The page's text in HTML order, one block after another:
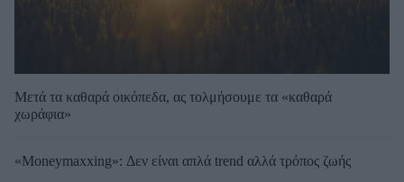
Μετά τα καθαρά οικόπεδα, ας τολμήσουμε τα «καθαρά
χωράφια»
«Moneymaxxing»: Δεν είναι απλά trend αλλά τρόπος ζωής